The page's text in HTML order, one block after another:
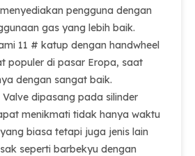
pengguna dengan
gas yang lebih baik.
11 # katup dengan handwheel
populer di pasar Eropa, saat
dengan sangat baik.
Valve dipasang pada silinder
menikmati tidak hanya waktu
biasa tetapi juga jenis lain
seperti barbekyu dengan